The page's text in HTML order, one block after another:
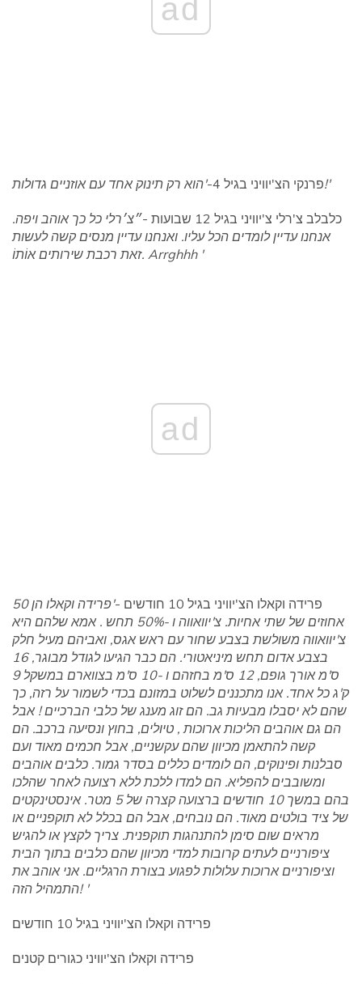
ad
פרנקי הצ'יוויני בגיל 4-'הוא רק תינוק אחד עם אוזניים גדולות!'
כלבלב צ'רלי צ'יוויני בגיל 12 שבועות -
״צ׳רלי כל כך אוהב ויפה.
אנחנו עדיין לומדים הכל עליו. ואנחנו עדיין מנסים קשה לעשות
זאת רכבת שירותים אוֹתוֹ. Arrghhh '
ad
פרידה וקאלו הצ'יוויני בגיל 10 חודשים -
'פרידה וקאלו הן 50
אחוזים של שתי אחיות. צ'יוואווה ו -50% תחש . אמא שלהם היא
צ'יוואווה משולשת בצבע שחור עם ראש אגס, ואביהם מעיל חלק
בצבע אדום תחש מיניאטורי. הם כבר הגיעו לגודל מבוגר, 16
ס'מ אורך גופם, 12 ס'מ בחזהם ו -10 ס'מ בצווארם ​​במשקל 9
ק'ג כל אחד. אנו מתכננים לשלוט במזונם בכדי לשמור על רזה, כך
שהם לא יסבלו מבעיות גב. הם זוג מענג של כלבי הברכיים ! אבל
הם גם אוהבים הליכות ארוכות , טיולים, בחוץ ונסיעה ברכב. הם
קשה להתאמן מכיוון שהם עקשניים, אבל חכמים מאוד ועם
סבלנות ופינוקים, הם לומדים כללים בסדר גמור. כלבים אוהבים
ומשובבים להפליא. הם למדו ללכת ללא רצועה לאחר שהלכו
בהם במשך 10 חודשים ברצועה קצרה של 5 מטר. אינסטינקטים
של ציד בולטים מאוד. הם נובחים, אבל הם בכלל לא תוקפניים או
מראים שום סימן להתנהגות תוקפנית. צריך לקצץ או להגיש
ציפורניים לעתים קרובות למדי מכיוון שהם כלבים בתוך הבית
וציפורניים ארוכות עלולות לפגוע בצורת הרגליים. אני אוהב את
התמהיל הזה! '
פרידה וקאלו הצ'יוויני בגיל 10 חודשים
פרידה וקאלו הצ'יוויני כגורים קטנים